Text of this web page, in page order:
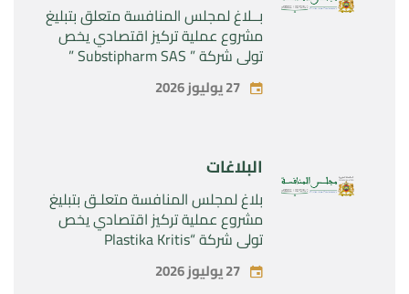
بــلاغ لمجلس المنافسة متعلق بتبليغ
مشروع عملية تركيز اقتصادي يخص
تولي شركة ” Substipharm SAS ”
المراقبة الحصرية للأصول والحقوق
المتعلقة بالمنتجين الصيدلانيين”
27 يوليوز 2026
البلاغات
بلاغ لمجلس المنافسة متعلـق بتبليغ
مشروع عملية تركيز اقتصادي يخص
تولي شركة “Plastika Kritis
SA”المراقبة الحصرية لشركة
“Naturplas Industrial SARL” 27 يوليوز 2026